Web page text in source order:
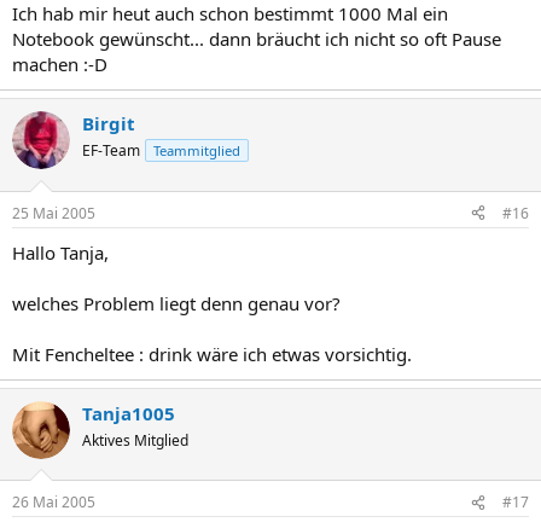
Ich hab mir heut auch schon bestimmt 1000 Mal ein
Notebook gewünscht... dann bräucht ich nicht so oft Pause
machen :-D
Birgit
EF-Team Teammitglied
25 Mai 2005 #16
Hallo Tanja,
welches Problem liegt denn genau vor?
Mit Fencheltee : drink wäre ich etwas vorsichtig.
Tanja1005
Aktives Mitglied
26 Mai 2005 #17